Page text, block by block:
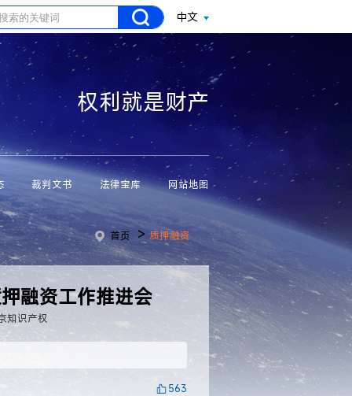
中文
权利就是财产
裁判文书 法律宝库 网站地图
首页 >质押融资
融资工作推进会
知识产权
563